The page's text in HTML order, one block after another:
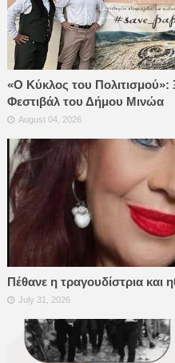
«Ο Κύκλος του Πολιτισμού»:
Φεστιβάλ του Δήμου Μινώα
August 04, 2026
Πέθανε η τραγουδίστρια και
July 31, 2026